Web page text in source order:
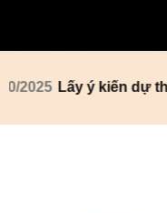
Lấy ý kiến dự thảo